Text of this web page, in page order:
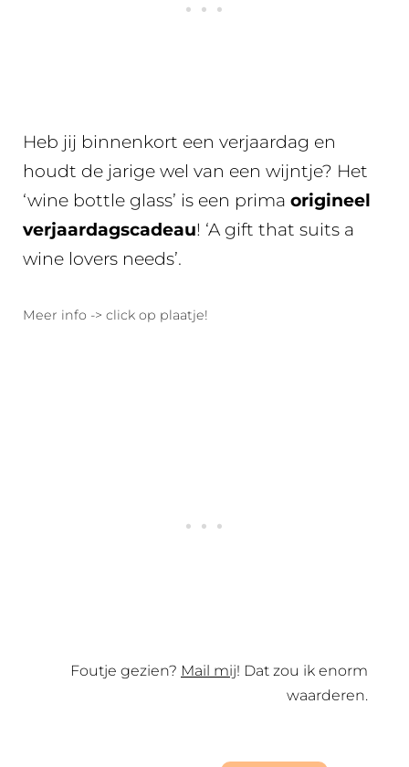
Heb jij binnenkort een verjaardag en
houdt de jarige wel van een wijntje? Het
‘wine bottle glass’ is een prima origineel
verjaardagscadeau! ‘A gift that suits a
wine lovers needs’.
Meer info -> click op plaatje!
Foutje gezien? Mail mij! Dat zou ik enorm
waarderen.